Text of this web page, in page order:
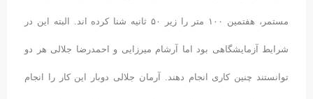
مستمر، هفتمین ۱۰۰ متر را زیر ۵۰ ثانیه شنا کرده اند. البته این در
شرایط آزمایشگاهی بود اما آرشام میرزایی و احمدرضا جلالی هر دو
توانستند چنین کاری انجام دهند. آرمان جلالی دوبار این کار را انجام